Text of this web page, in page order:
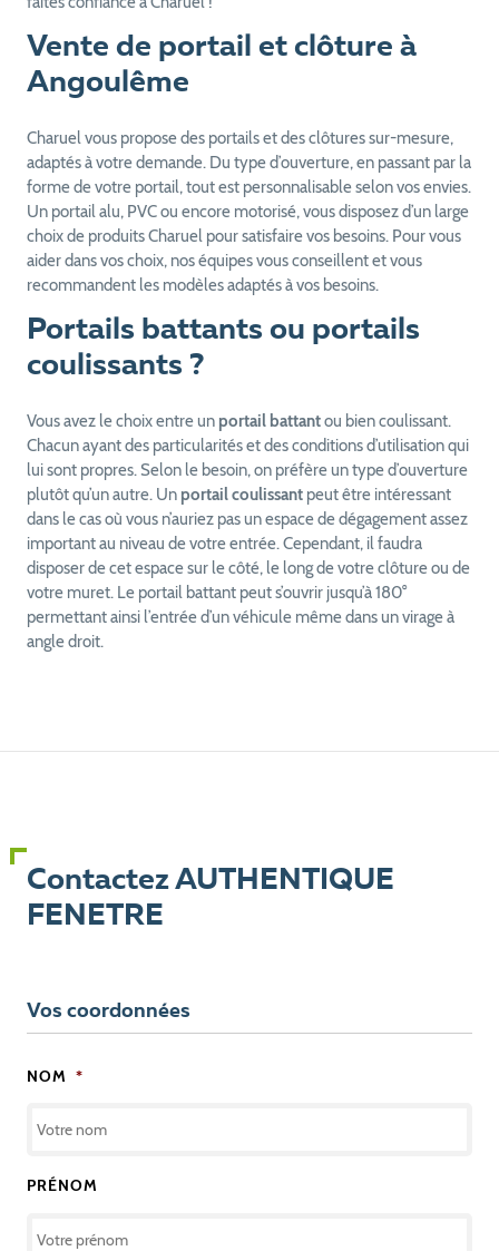
Vente de portail et clôture à
Angoulême
Charuel vous propose des portails et des clôtures sur-mesure,
adaptés à votre demande. Du type d’ouverture, en passant par la
forme de votre portail, tout est personnalisable selon vos envies.
Un portail alu, PVC ou encore motorisé, vous disposez d’un large
choix de produits Charuel pour satisfaire vos besoins. Pour vous
aider dans vos choix, nos équipes vous conseillent et vous
recommandent les modèles adaptés à vos besoins.
Portails battants ou portails
coulissants ?
Vous avez le choix entre un portail battantou bien coulissant.
Chacun ayant des particularités et des conditions d’utilisation qui
lui sont propres. Selon le besoin, on préfère un type d’ouverture
plutôt qu’un autre. Un portail coulissantpeut être intéressant
dans le cas où vous n’auriez pas un espace de dégagement assez
important au niveau de votre entrée. Cependant, il faudra
disposer de cet espace sur le côté, le long de votre clôture ou de
votre muret. Le portail battant peut s’ouvrir jusqu’à 180°
permettant ainsi l’entrée d’un véhicule même dans un virage à
angle droit.
Contactez AUTHENTIQUE
FENETRE
Vos coordonnées
NOM *
PRÉNOM